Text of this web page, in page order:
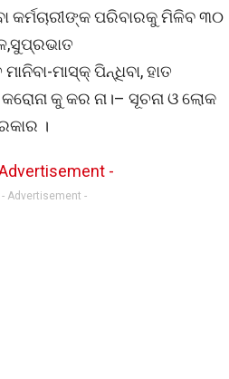
କର୍ମଚାରୀଙ୍କ ପରିବାରକୁ ମିଳିବ ୩୦
ମାସ୍କ୍ ପିନ୍ଧିବା, ହାତ
କୁ କର ନା।– ସୂଚନା ଓ ଲୋକ
।
- Advertisement -